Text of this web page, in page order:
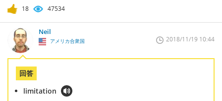
18 47534
Neil
アメリカ合衆国 2018/11/19 10:44
回答
limitation